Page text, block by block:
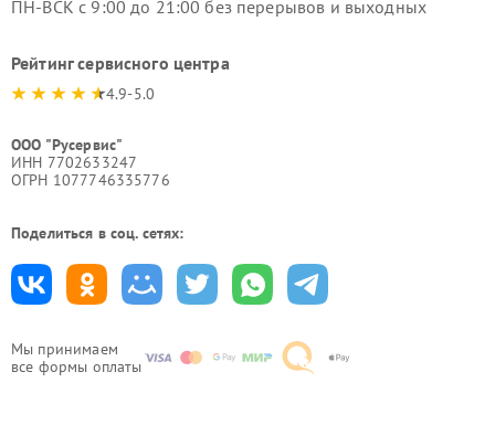
Мы принимаем
все формы оплаты
ПН-ВСК с 9:00 до 21:00 без перерывов и выходных
Рейтинг сервисного центра
4.9-5.0
ООО "Русервис"
ИНН 7702633247
ОГРН 1077746335776
Поделиться в соц. сетях: